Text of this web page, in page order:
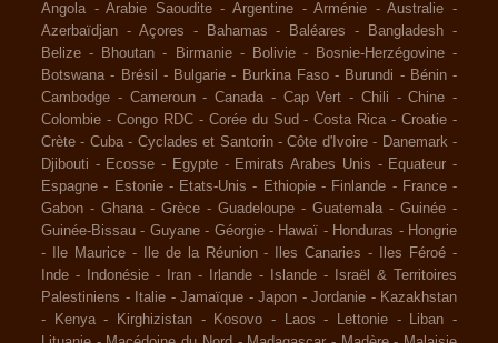
Angola -Arabie Saoudite -Argentine -Arménie -Australie -
Azerbaïdjan - Açores - Bahamas - Baléares - Bangladesh -
Belize - Bhoutan - Birmanie - Bolivie - Bosnie-Herzégovine -
Botswana - Brésil - Bulgarie - Burkina Faso - Burundi - Bénin -
Cambodge - Cameroun - Canada - Cap Vert - Chili -Chine -
Colombie - Congo RDC - Corée du Sud -Costa Rica -Croatie -
Crète - Cuba - Cyclades et Santorin -Côte d'Ivoire - Danemark -
Djibouti - Ecosse - Egypte - Emirats Arabes Unis - Equateur -
Espagne - Estonie - Etats-Unis - Ethiopie - Finlande - France -
Gabon - Ghana - Grèce - Guadeloupe - Guatemala - Guinée -
Guinée-Bissau - Guyane - Géorgie - Hawaï - Honduras - Hongrie
-
Ile Maurice - Ile de la Réunion - Iles Canaries - Iles Féroé -
Inde - Indonésie - Iran - Irlande - Islande -
Israël & Territoires
Palestiniens - Italie - Jamaïque - Japon - Jordanie - Kazakhstan
-
Kenya - Kirghizistan - Kosovo - Laos - Lettonie - Liban -